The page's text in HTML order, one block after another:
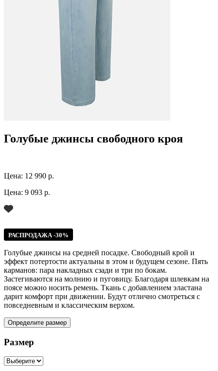
Голубые джинсы свободного кроя
Цена: 12 990 р.
Цена: 9 093 р.
РАСПРОДАЖА -30%
Голубые джинсы на средней посадке. Свободный крой и
эффект потертости актуальны в этом и будущем сезоне. Пять
карманов: пара накладных сзади и три по бокам.
Застегиваются на молнию и пуговицу. Благодаря шлевкам на
поясе можно носить ремень. Ткань с добавлением эластана
дарит комфорт при движении. Будут отлично смотреться с
повседневным и классическим верхом.
Определите размер
Размер